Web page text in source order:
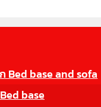
Bed base and sofa
base